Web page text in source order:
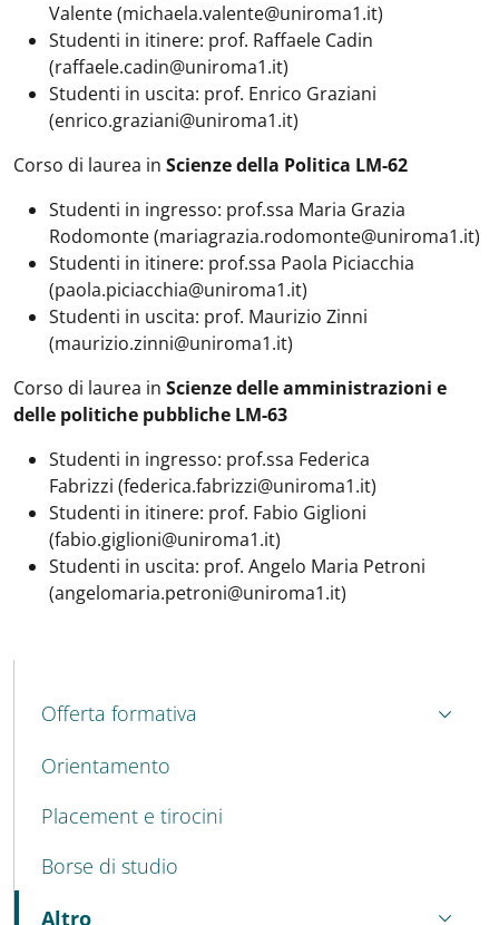
Valente (michaela.valente@uniroma1.it)
Studenti in itinere: prof. Raffaele Cadin
(raffaele.cadin@uniroma1.it)
Studenti in uscita: prof. Enrico Graziani
(enrico.graziani@uniroma1.it)
Corso di laurea in Scienze della Politica LM-62
Studenti in ingresso: prof.ssa Maria Grazia
Rodomonte (mariagrazia.rodomonte@uniroma1.it)
Studenti in itinere: prof.ssa Paola Piciacchia
(paola.piciacchia@uniroma1.it)
Studenti in uscita: prof. Maurizio Zinni
(maurizio.zinni@uniroma1.it)
Corso di laurea in Scienze delle amministrazioni e
delle politiche pubbliche LM-63
Studenti in ingresso: prof.ssa Federica
Fabrizzi (federica.fabrizzi@uniroma1.it)
Studenti in itinere: prof. Fabio Giglioni
(fabio.giglioni@uniroma1.it)
Studenti in uscita: prof. Angelo Maria Petroni
(angelomaria.petroni@uniroma1.it)
MAIN NAVIGATION
Offerta formativa
Orientamento
Placement e tirocini
Borse di studio
Altro